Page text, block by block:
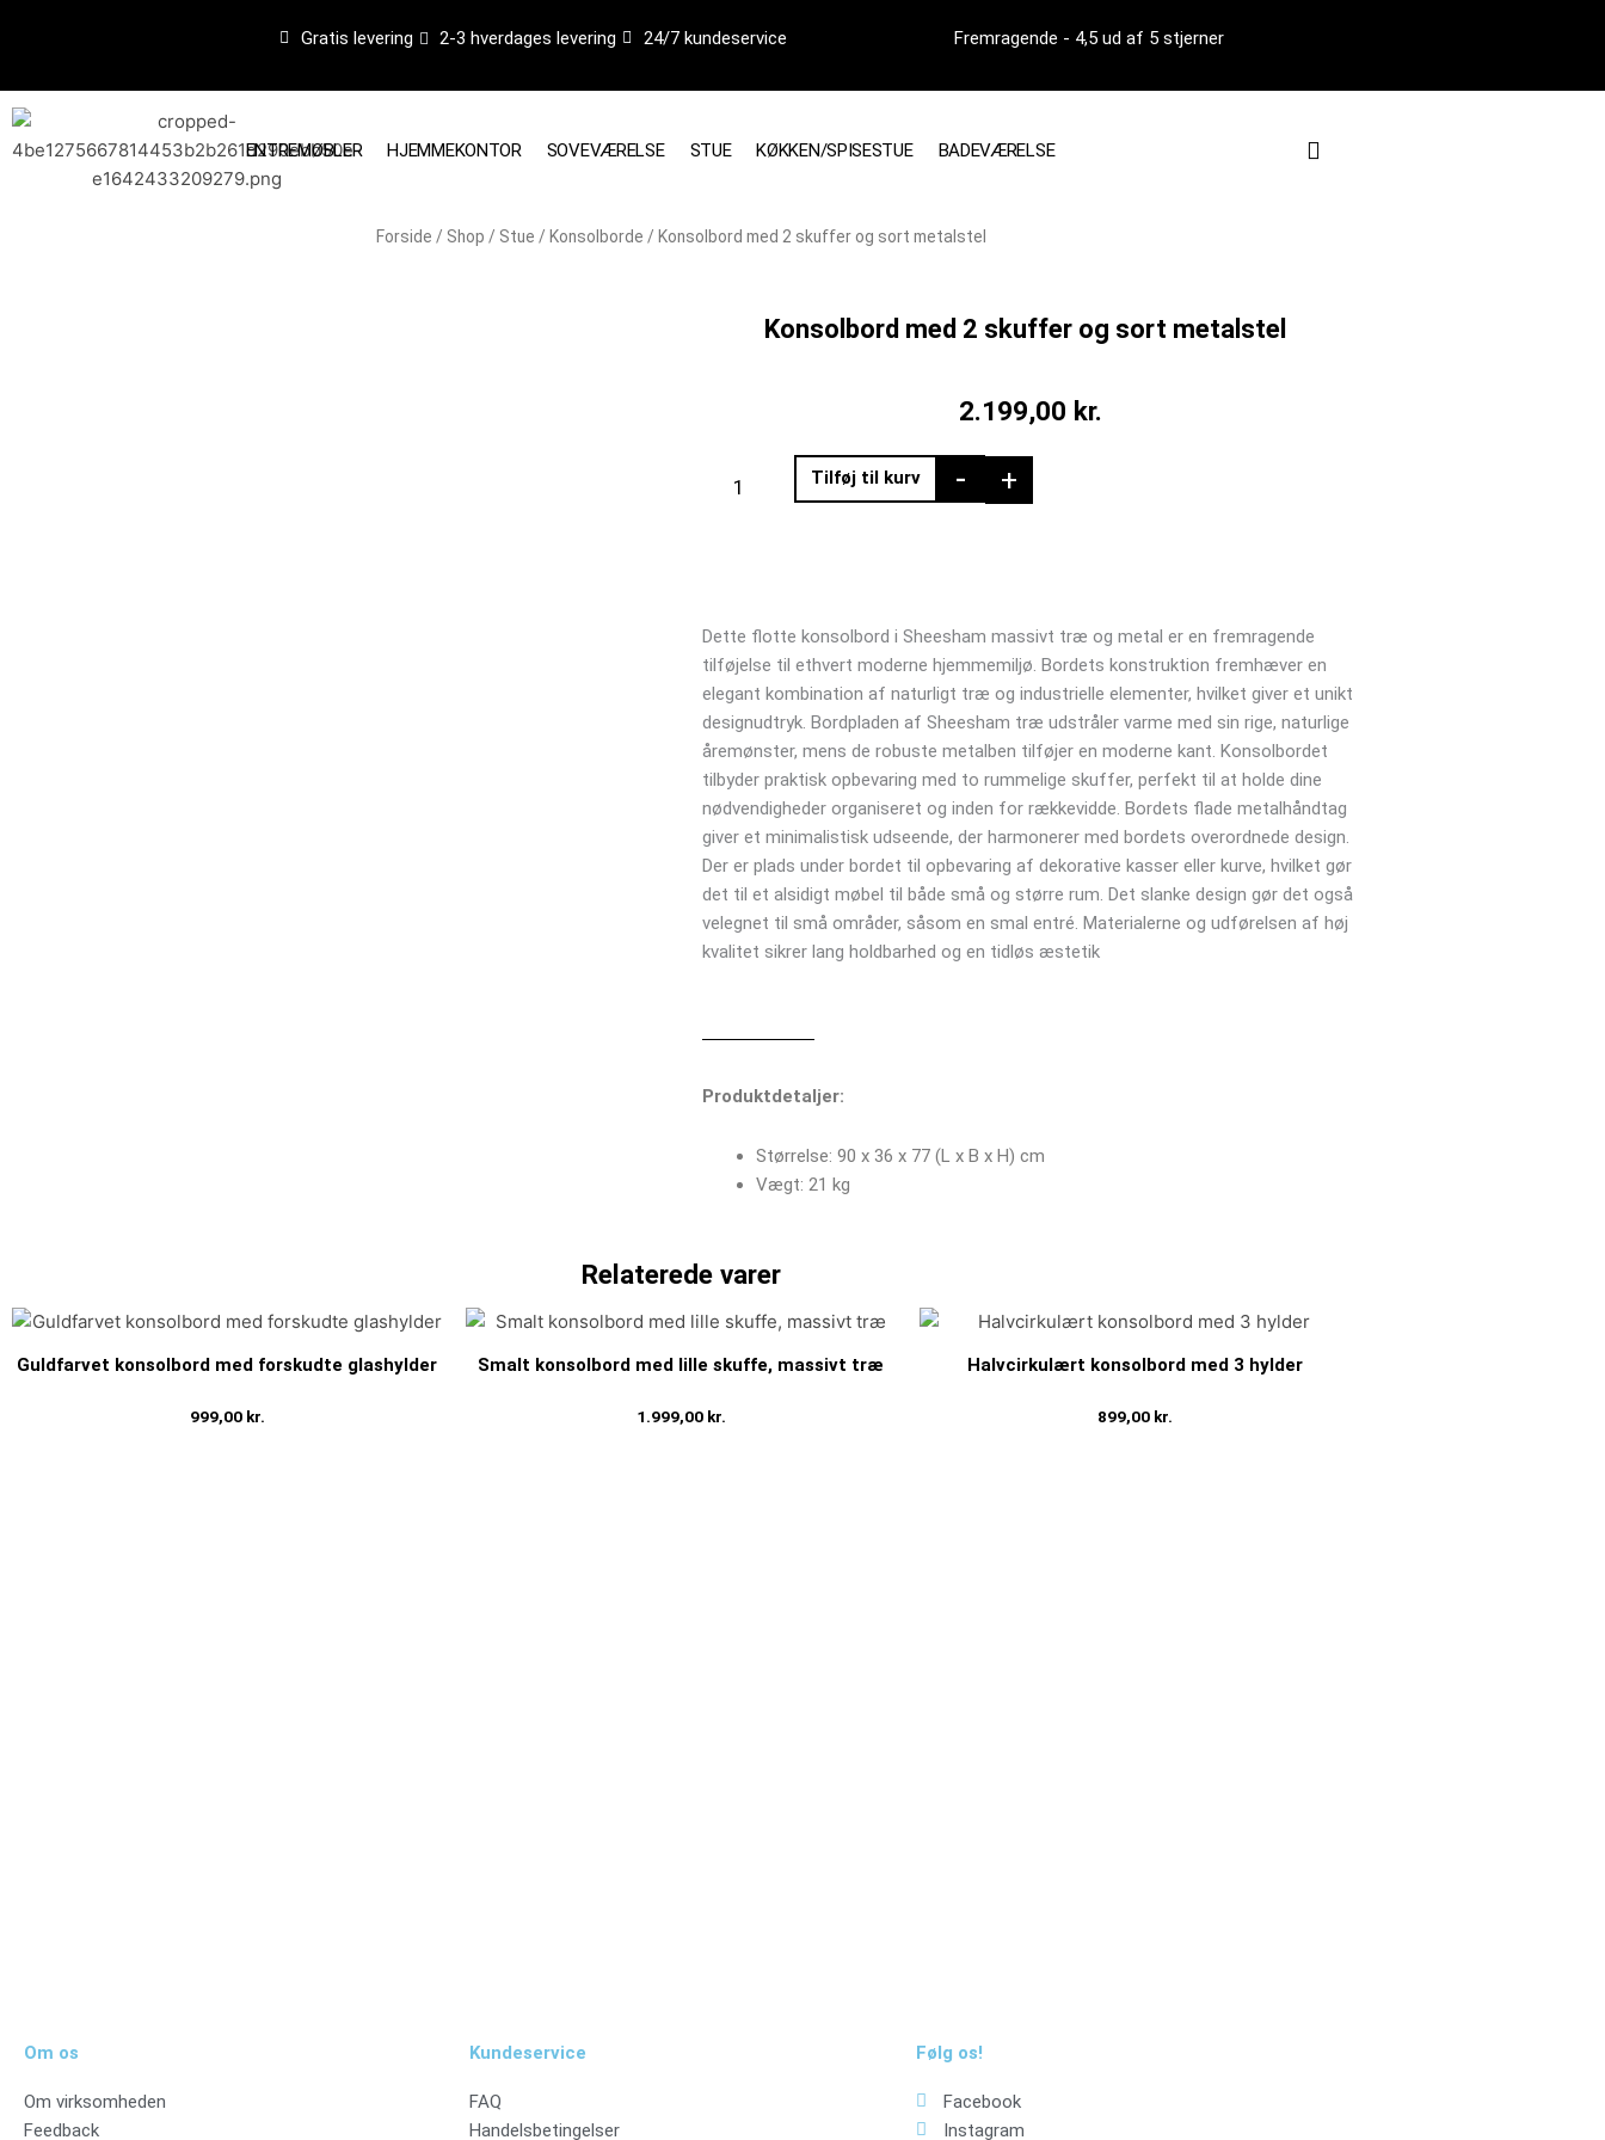
Gratis levering 2-3 hverdages levering 24/7 kundeservice Fremragende - 4,5 ud af 5 stjerner
ENTREMØBLER HJEMMEKONTOR SOVEVÆRELSE STUE KØKKEN/SPISESTUE BADEVÆRELSE
Forside / Shop / Stue / Konsolborde / Konsolbord med 2 skuffer og sort metalstel
Konsolbord med 2 skuffer og sort metalstel
2.199,00 kr.
-
metalstel
antal
+
Tilføj til kurv
Dette flotte konsolbord i Sheesham massivt træ og metal er en fremragende
tilføjelse til ethvert moderne hjemmemiljø. Bordets konstruktion fremhæver en
elegant kombination af naturligt træ og industrielle elementer, hvilket giver et unikt
designudtryk. Bordpladen af Sheesham træ udstråler varme med sin rige, naturlige
åremønster, mens de robuste metalben tilføjer en moderne kant. Konsolbordet
tilbyder praktisk opbevaring med to rummelige skuffer, perfekt til at holde dine
nødvendigheder organiseret og inden for rækkevidde. Bordets flade metalhåndtag
giver et minimalistisk udseende, der harmonerer med bordets overordnede design.
Der er plads under bordet til opbevaring af dekorative kasser eller kurve, hvilket gør
det til et alsidigt møbel til både små og større rum. Det slanke design gør det også
velegnet til små områder, såsom en smal entré. Materialerne og udførelsen af høj
kvalitet sikrer lang holdbarhed og en tidløs æstetik
Produktdetaljer:
Størrelse: 90 x 36 x 77 (L x B x H) cm
Vægt: 21 kg
Relaterede varer
Guldfarvet konsolbord med forskudte glashylder
999,00 kr.
Smalt konsolbord med lille skuffe, massivt træ
1.999,00 kr.
Halvcirkulært konsolbord med 3 hylder
899,00 kr.
Om os
Om virksomheden
Feedback
Kundeservice
FAQ
Handelsbetingelser
Følg os!
Facebook
Instagram